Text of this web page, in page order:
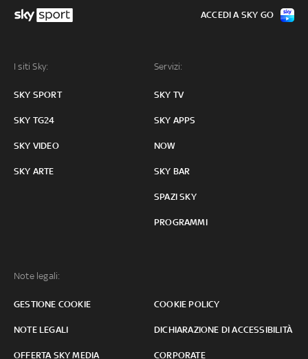
I siti Sky:
SKY SPORT
SKY TG24
SKY VIDEO
SKY ARTE
Servizi:
SKY TV
SKY APPS
NOW
SKY BAR
SPAZI SKY
PROGRAMMI
Note legali:
GESTIONE COOKIE COOKIE POLICY
NOTE LEGALI DICHIARAZIONE DI ACCESSIBILITÀ
OFFERTA SKY MEDIA CORPORATE
ACCEDI A SKY GO